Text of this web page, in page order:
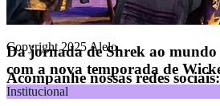
Da jornada de Shrek ao mundo
com a nova temporada de
Institucional
Todos os direitos reservados.
Copyright 2025 Alelo.
Acompanhe nossas redes sociais: